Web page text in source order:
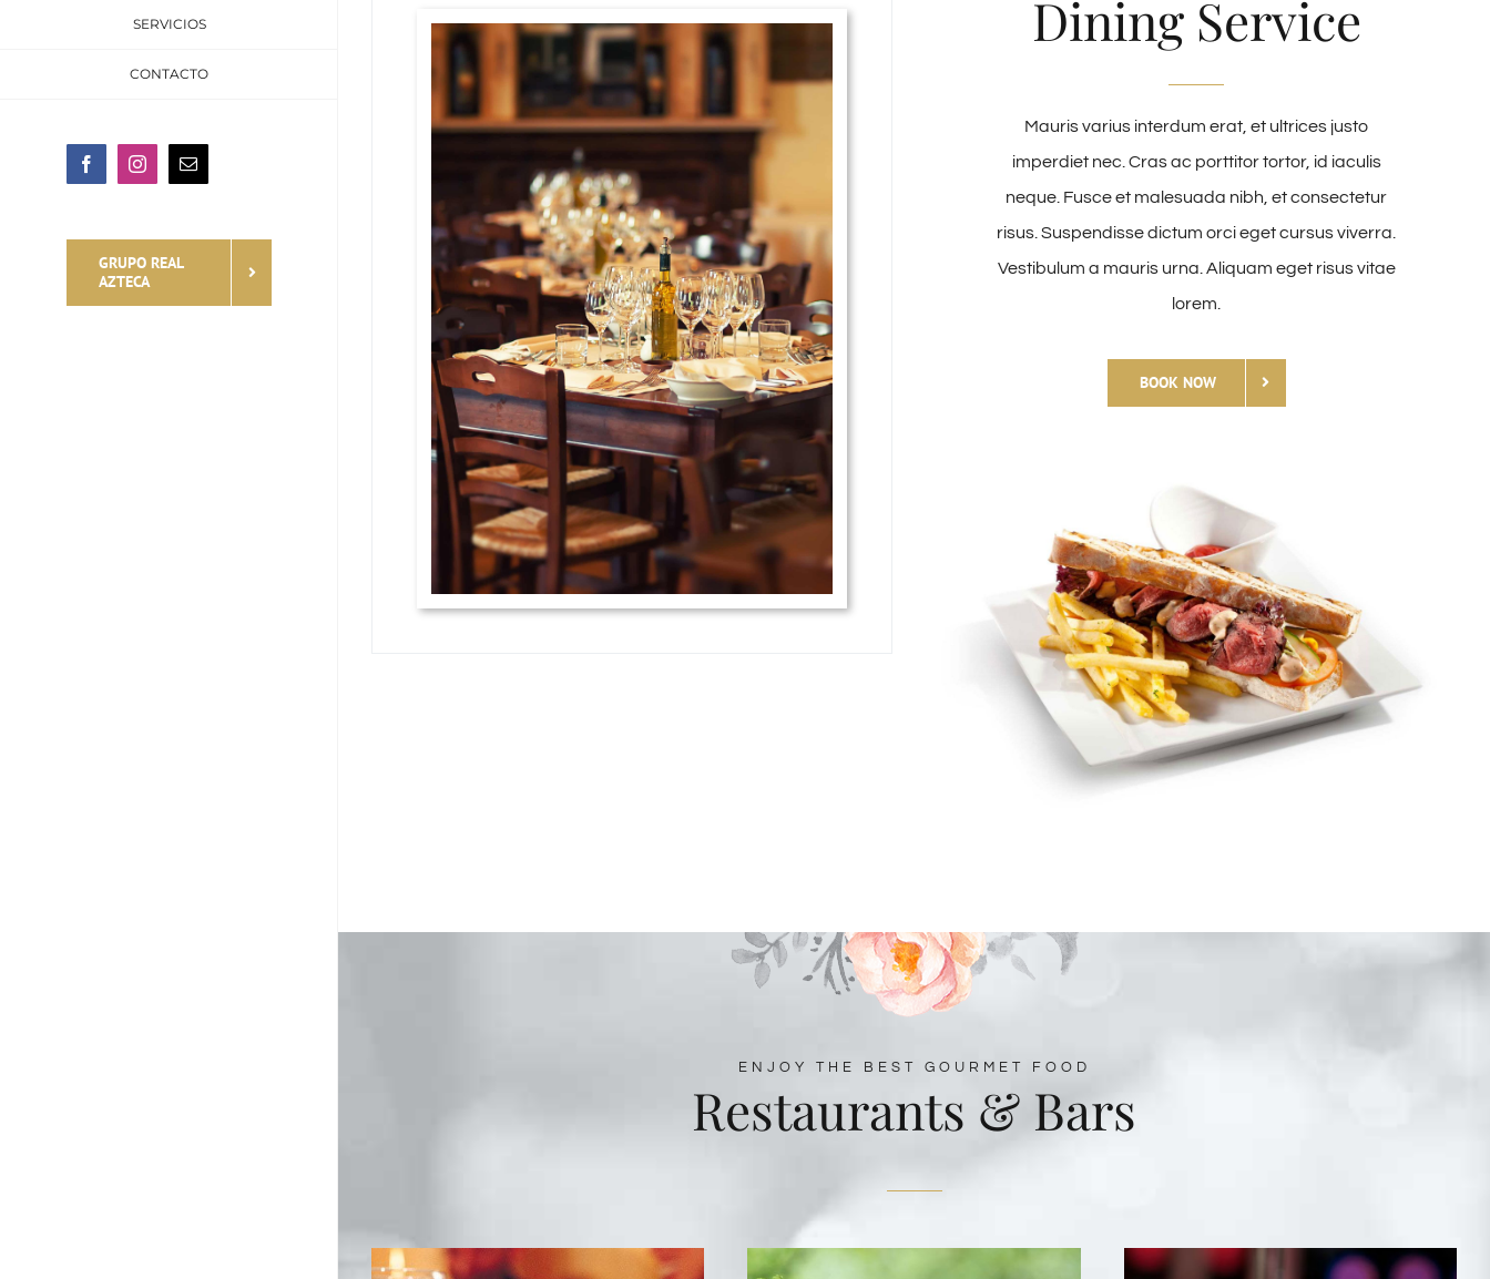
SERVICIOS
CONTACTO
FacebookInstagramEmail
GRUPO REAL
AZTECA
Dining Service
Mauris varius interdum erat, et ultrices justo
imperdiet nec. Cras ac porttitor tortor, id iaculis
neque. Fusce et malesuada nibh, et consectetur
risus. Suspendisse dictum orci eget cursus viverra.
Vestibulum a mauris urna. Aliquam eget risus vitae
lorem.
BOOK NOW
ENJOY THE BEST GOURMET FOOD
Restaurants & Bars